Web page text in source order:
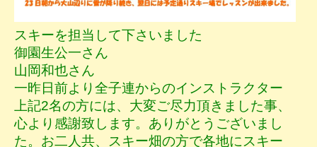
スキーを担当して下さいました
御園生公一さん
山岡和也さん
一昨日前より全子連からのインストラクター
上記2名の方には、大変ご尽力頂きました事、
心より感謝致します。ありがとうございまし
た。お二人共、スキー畑の方で各地にスキー